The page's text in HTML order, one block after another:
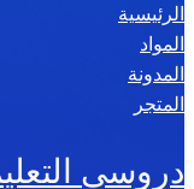
الرئيسية
المواد
المدونة
المتجر
دروسي